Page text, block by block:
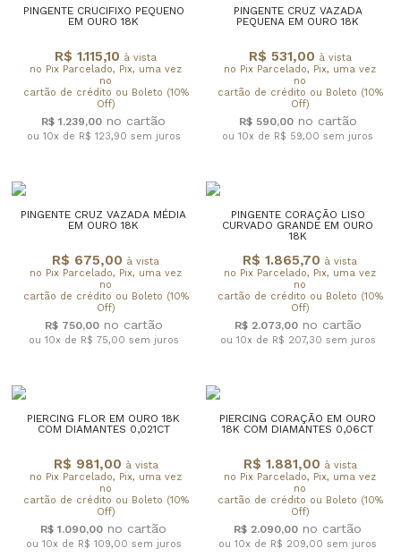
PINGENTE CRUCIFIXO PEQUENO
EM OURO 18K
R$ 1.115,10 à vista
no Pix Parcelado, Pix, uma vez
no
cartão de crédito ou Boleto (10%
Off)
R$ 1.239,00
ou 10x de R$ 123,90 sem juros
PINGENTE CRUZ VAZADA
PEQUENA EM OURO 18K
R$ 531,00 à vista
no Pix Parcelado, Pix, uma vez
no
cartão de crédito ou Boleto (10%
Off)
R$ 590,00
ou 10x de R$ 59,00 sem juros
PINGENTE CRUZ VAZADA MÉDIA
EM OURO 18K
R$ 675,00 à vista
no Pix Parcelado, Pix, uma vez
no
cartão de crédito ou Boleto (10%
Off)
R$ 750,00
ou 10x de R$ 75,00 sem juros
PINGENTE CORAÇÃO LISO
CURVADO GRANDE EM OURO
18K
R$ 1.865,70 à vista
no Pix Parcelado, Pix, uma vez
no
cartão de crédito ou Boleto (10%
Off)
R$ 2.073,00
ou 10x de R$ 207,30 sem juros
PIERCING FLOR EM OURO 18K
COM DIAMANTES 0,021CT
R$ 981,00 à vista
no Pix Parcelado, Pix, uma vez
no
cartão de crédito ou Boleto (10%
Off)
R$ 1.090,00
ou 10x de R$ 109,00 sem juros
PIERCING CORAÇÃO EM OURO
18K COM DIAMANTES 0,06CT
R$ 1.881,00 à vista
no Pix Parcelado, Pix, uma vez
no
cartão de crédito ou Boleto (10%
Off)
R$ 2.090,00
ou 10x de R$ 209,00 sem juros